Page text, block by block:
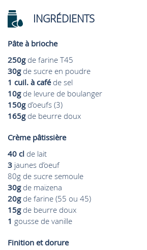
INGRÉDIENTS
Pâte à brioche
250gde farine T45
30gde sucre en poudre
1 cuil. à caféde sel
10gde levure de boulanger
150gd’oeufs (3)
165gde beurre doux
Crème pâtissière
40 cl de lait
3 jaunes d’oeuf
80g de sucre semoule
30gde maïzena
20gde farine (55 ou 45)
15gde beurre doux
1 gousse de vanille
Finition et dorure